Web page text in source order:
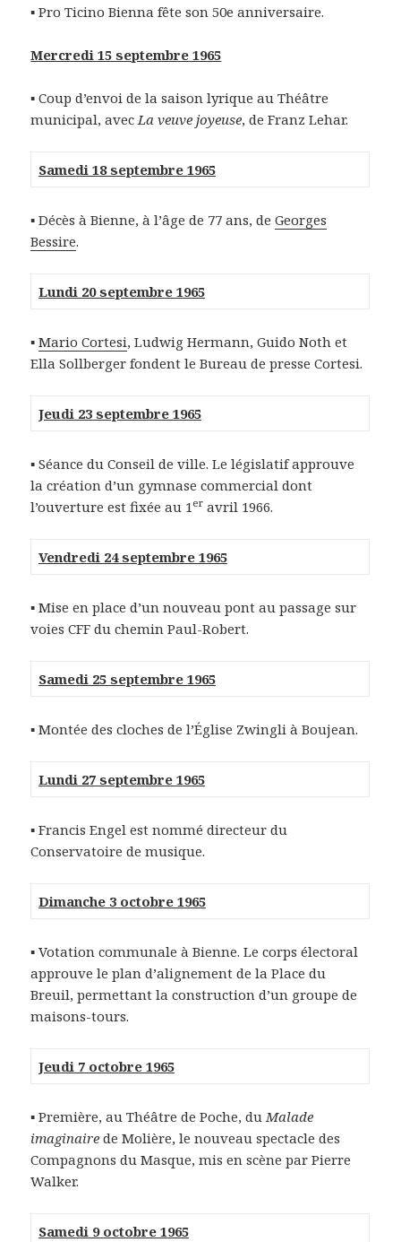
▪ Pro Ticino Bienna fête son 50e anniversaire.
Mercredi 15 septembre 1965
▪ Coup d’envoi de la saison lyrique au Théâtre
municipal, avecLa veuve joyeuse, de Franz Lehar.
Samedi 18 septembre 1965
▪ Décès à Bienne, à l’âge de 77 ans, deGeorges
Bessire.
Lundi 20 septembre 1965
▪Mario Cortesi, Ludwig Hermann, Guido Noth et
Ella Sollberger fondent le Bureau de presse Cortesi.
Jeudi 23 septembre 1965
▪ Séance du Conseil de ville. Le législatif approuve
la création d’un gymnase commercial dont
l’ouverture est fixée au 1er avril 1966.
Vendredi 24 septembre 1965
▪ Mise en place d’un nouveau pont au passage sur
voies CFF du chemin Paul-Robert.
Samedi 25 septembre 1965
▪ Montée des cloches de l’Église Zwingli à Boujean.
Lundi 27 septembre 1965
▪ Francis Engel est nommé directeur du
Conservatoire de musique.
Dimanche 3 octobre 1965
▪ Votation communale à Bienne. Le corps électoral
approuve le plan d’alignement de la Place du
Breuil, permettant la construction d’un groupe de
maisons-tours.
Jeudi 7 octobre 1965
▪ Première, au Théâtre de Poche, duMalade
imaginaire de Molière, le nouveau spectacle des
Compagnons du Masque, mis en scène par Pierre
Walker.
Samedi 9 octobre 1965